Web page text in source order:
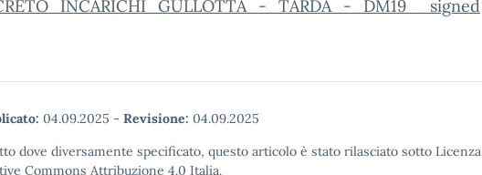
_TARDA_-_DM19__signed
04.09.2025 - Revisione: 04.09.2025
dove diversamente specificato, questo articolo è stato rilasciato sotto Licenza
Commons Attribuzione 4.0 Italia.